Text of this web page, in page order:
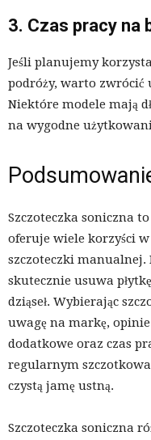
3. Czas pracy na
Jeśli planujemy
podróży, warto zwrócić
Niektóre modele mają
na wygodne
Szczoteczka soniczna
oferuje wiele korzyści
szczoteczki
skutecznie usuwa
dziąseł. Wybierając
uwagę na markę,
dodatkowe oraz czas
regularnym
czystą jamę ustną.
Szczoteczka soniczna